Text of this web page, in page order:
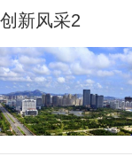
创新风采2